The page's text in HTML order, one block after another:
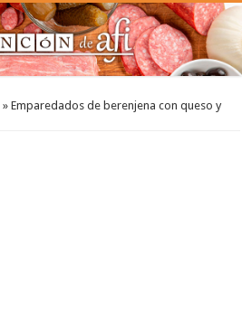
» Emparedados de berenjena con queso y